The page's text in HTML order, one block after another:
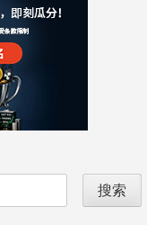
搜索